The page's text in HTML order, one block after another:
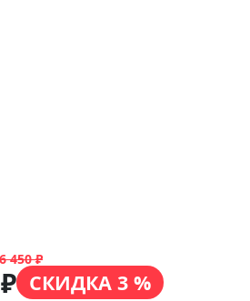
6 450 ₽
СКИДКА 3 %